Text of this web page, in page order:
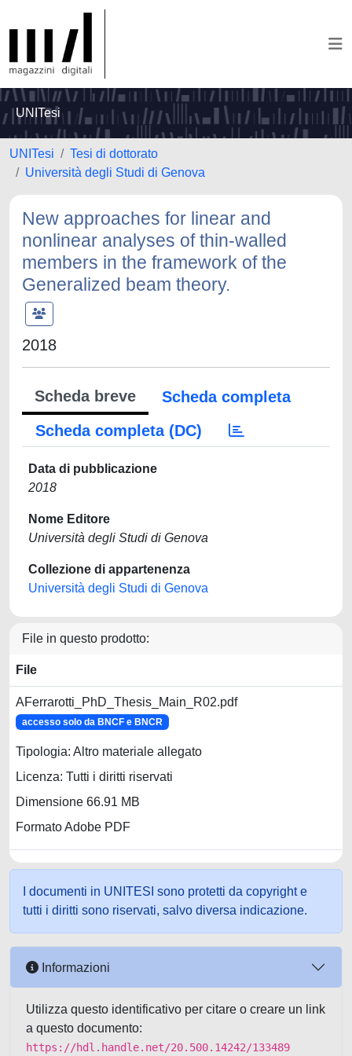
UNITesi
UNITesi
Tesi di dottorato
Università degli Studi di Genova
New approaches for linear and
nonlinear analyses of thin-walled
members in the framework of the
Generalized beam theory.
2018
Scheda breve
Scheda completa
Scheda completa (DC)
Data di pubblicazione
2018
Nome Editore
Università degli Studi di Genova
Collezione di appartenenza
Università degli Studi di Genova
File in questo prodotto:
File
AFerrarotti_PhD_Thesis_Main_R02.pdf
accesso solo da BNCF e BNCR
Tipologia: Altro materiale allegato
Licenza: Tutti i diritti riservati
Dimensione 66.91 MB
Formato Adobe PDF
I documenti in UNITESI sono protetti da copyright e
tutti i diritti sono riservati, salvo diversa indicazione.
Informazioni
Utilizza questo identificativo per citare o creare un link
a questo documento:
https://hdl.handle.net/20.500.14242/133489